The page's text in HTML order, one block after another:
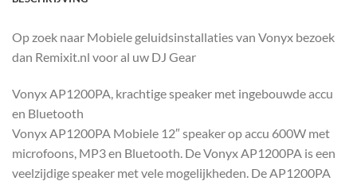
Op zoek naar Mobiele geluidsinstallaties van Vonyx bezoek
dan Remixit.nl voor al uw DJ Gear
Vonyx AP1200PA, krachtige speaker met ingebouwde accu
en Bluetooth
Vonyx AP1200PA Mobiele 12″ speaker op accu 600W met
microfoons, MP3 en Bluetooth. De Vonyx AP1200PA is een
veelzijdige speaker met vele mogelijkheden. De AP1200PA